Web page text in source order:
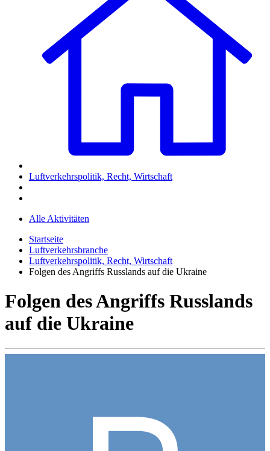
Luftverkehrspolitik, Recht, Wirtschaft
Alle Aktivitäten
Startseite
Luftverkehrsbranche
Luftverkehrspolitik, Recht, Wirtschaft
Folgen des Angriffs Russlands auf die Ukraine
Folgen des Angriffs Russlands
auf die Ukraine